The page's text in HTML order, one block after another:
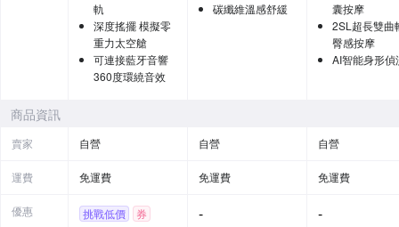
軌
深度搖擺 模擬零
重力太空艙
可連接藍牙音響
360度環繞音效
碳纖維溫感舒緩
囊按摩
2SL超長雙曲
臀感按摩
AI智能身形偵
商品資訊
賣家 自營 自營 自營
運費 免運費 免運費 免運費
優惠 挑戰低價 券 - -